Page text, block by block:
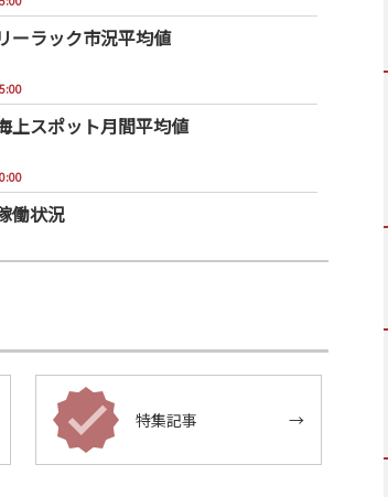
ーラック市況平均値
上スポット月間平均値
働状況
特集記事 →